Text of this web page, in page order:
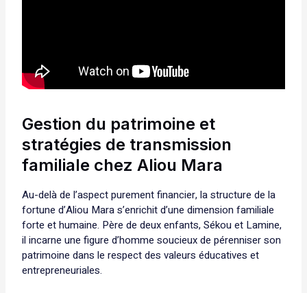
Gestion du patrimoine et
stratégies de transmission
familiale chez Aliou Mara
Au-delà de l’aspect purement financier, la structure de la
fortune d’Aliou Mara s’enrichit d’une dimension familiale
forte et humaine. Père de deux enfants, Sékou et Lamine,
il incarne une figure d’homme soucieux de pérenniser son
patrimoine dans le respect des valeurs éducatives et
entrepreneuriales.